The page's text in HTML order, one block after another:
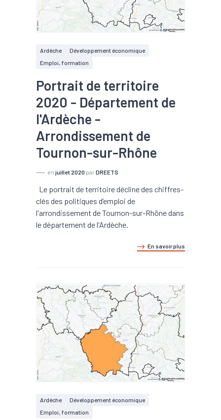
Ardèche
Développement économique
Emploi, formation
Portrait de territoire
2020 - Département de
l'Ardèche -
Arrondissement de
Tournon-sur-Rhône
en juillet 2020 par DREETS
Le portrait de territoire décline des chiffres-
clés des politiques d’emploi de
l'arrondissement de Tournon-sur-Rhône dans
le département de l'Ardèche.
En savoir plus
Ardèche
Développement économique
Emploi, formation